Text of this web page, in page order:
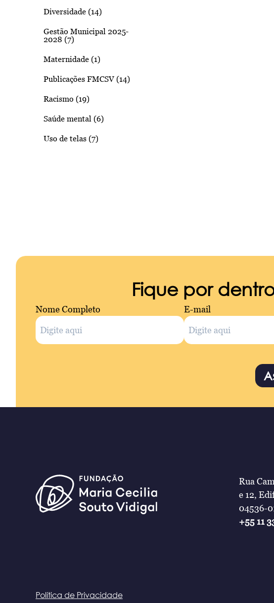
Diversidade (14)
Gestão Municipal 2025-
2028 (7)
Maternidade (1)
Publicações FMCSV (14)
Racismo (19)
Saúde mental (6)
Uso de telas (7)
Fique por
Nome Completo E-mail
Rua
e 12,
04536-
+55 11
Política de Privacidade